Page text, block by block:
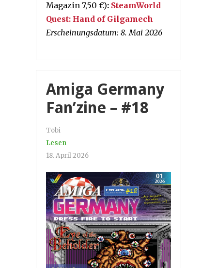
Magazin 7,50 €): SteamWorld
Quest: Hand of Gilgamech
Erscheinungsdatum: 8. Mai 2026
Amiga Germany
Fan’zine – #18
Tobi
Lesen
18. April 2026